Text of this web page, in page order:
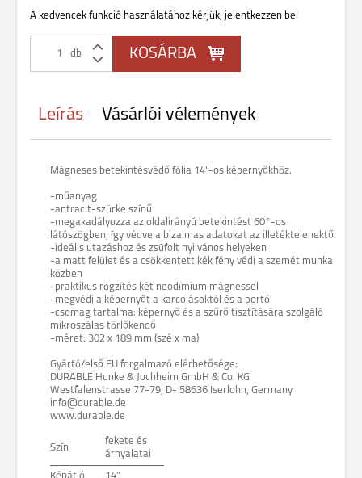
A kedvencek funkció használatához kérjük, jelentkezzen be!
db
Leírás Vásárlói vélemények
Mágneses betekintésvédő fólia 14"-os képernyőkhöz.
-műanyag
-antracit-szürke színű
-megakadályozza az oldalirányú betekintést 60°-os
látószögben, így védve a bizalmas adatokat az illetéktelenektől
-ideális utazáshoz és zsúfolt nyilvános helyeken
-a matt felület és a csökkentett kék fény védi a szemét munka
közben
-praktikus rögzítés két neodímium mágnessel
-megvédi a képernyőt a karcolásoktól és a portól
-csomag tartalma: képernyő és a szűrő tisztítására szolgáló
mikroszálas törlőkendő
-méret: 302 x 189 mm (szé x ma)
Gyártó/első EU forgalmazó elérhetősége:
DURABLE Hunke & Jochheim GmbH & Co. KG
Westfalenstrasse 77-79, D- 58636 Iserlohn, Germany
info@durable.de
www.durable.de
Szín
fekete és
árnyalatai